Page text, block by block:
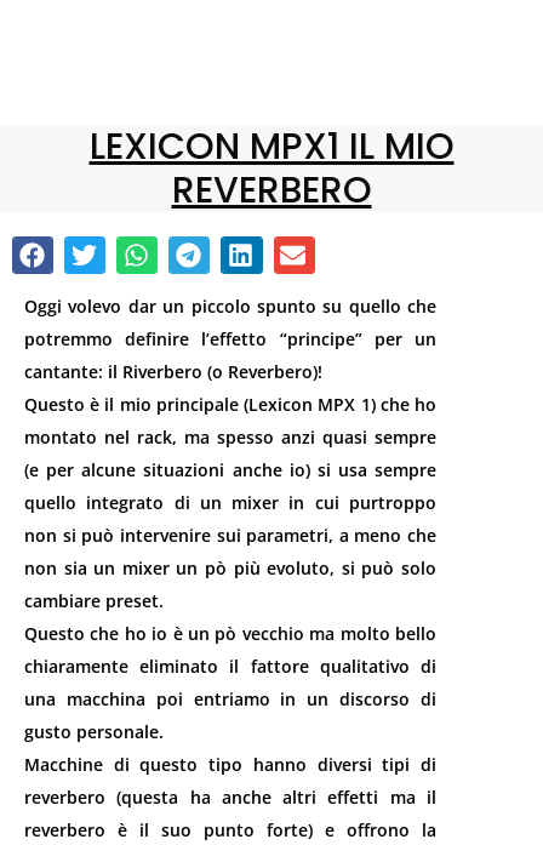
LEXICON MPX1 IL MIO
REVERBERO
Oggi volevo dar un piccolo spunto su quello che
potremmo definire l’effetto “principe” per un
cantante: il Riverbero (o Reverbero)!
Questo è il mio principale (Lexicon MPX 1) che ho
montato nel rack, ma spesso anzi quasi sempre
(e per alcune situazioni anche io) si usa sempre
quello integrato di un mixer in cui purtroppo
non si può intervenire sui parametri, a meno che
non sia un mixer un pò più evoluto, si può solo
cambiare preset.
Questo che ho io è un pò vecchio ma molto bello
chiaramente eliminato il fattore qualitativo di
una macchina poi entriamo in un discorso di
gusto personale.
Macchine di questo tipo hanno diversi tipi di
reverbero (questa ha anche altri effetti ma il
reverbero è il suo punto forte) e offrono la